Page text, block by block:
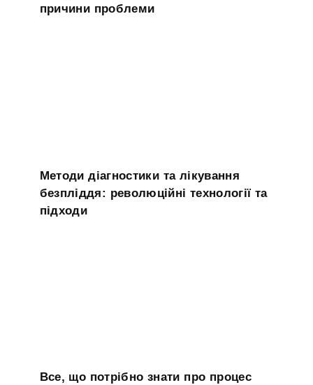
причини проблеми
Методи діагностики та лікування
безпліддя: революційні технології та
підходи
Все, що потрібно знати про процес